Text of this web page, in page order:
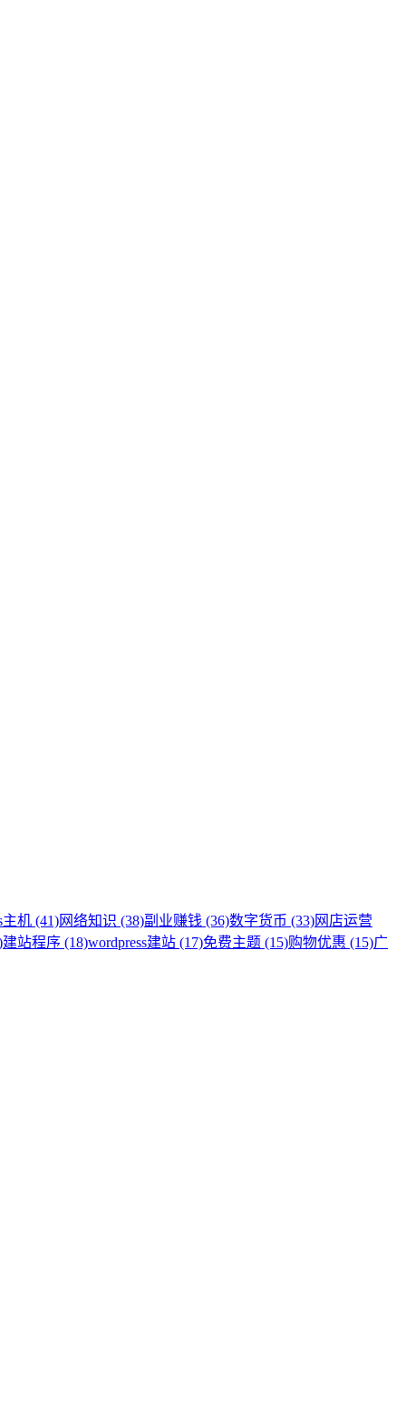
主机 (41)网络知识 (38)副业赚钱 (36)数字货币 (33)网店运营
建站程序 (18)wordpress建站 (17)免费主题 (15)购物优惠 (15)广